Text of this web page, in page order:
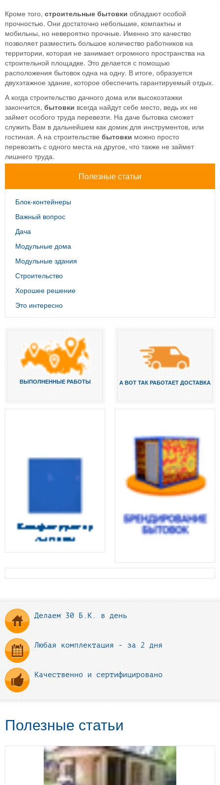
Кроме того, строительные бытовки обладают особой
прочностью. Они достаточно небольшие, компактны и
мобильны, но невероятно прочные. Именно это качество
позволяет разместить большое количество работников на
территории, которая не занимает огромного пространства на
строительной площадке. Это делается с помощью
расположения бытовок одна на одну. В итоге, образуется
двухэтажное здание, которое обеспечить гарантируемый отдых.
А когда строительство дачного дома или высокоэтажки
закончится, бытовки всегда найдут себе место, ведь их не
займет особого труда перевезти. На даче бытовка сможет
служить Вам в дальнейшем как домик для инструментов, или
гостиная. А на строительстве бытовки можно просто
перевозить с одного места на другое, что также не займет
лишнего труда.
Полезные статьи
Блок-контейнеры
Важный вопрос
Дача
Модульные дома
Модульные здания
Строительство
Хорошее решение
Это интересно
ВЫПОЛНЕННЫЕ РАБОТЫ А ВОТ ТАК РАБОТАЕТ ДОСТАВКА
Делаем 30 Б.К. в день
Любая комплектация - за 2 дня
Качественно и сертифицировано
Полезные статьи